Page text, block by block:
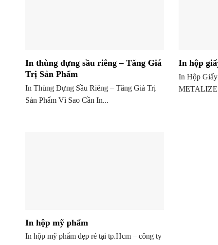
In thùng đựng sầu riêng – Tăng Giá
Trị Sản Phẩm
In Thùng Đựng Sầu Riêng – Tăng Giá Trị
Sản Phẩm Vì Sao Cần In...
In hộp
In Hộp
METALIZE
In hộp mỹ phẩm
In hộp mỹ phẩm đẹp rẻ tại tp.Hcm – công ty